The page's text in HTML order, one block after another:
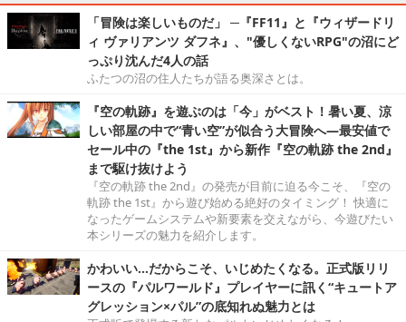
「冒険は楽しいものだ」 ─『FF11』と『ウィザードリ
ィ ヴァリアンツ ダフネ』、"優しくないRPG"の沼にど
っぷり沈んだ4人の話
ふたつの沼の住人たちが語る奥深さとは。
『空の軌跡』を遊ぶのは「今」がベスト！暑い夏、涼
しい部屋の中で“青い空”が似合う大冒険へ―最安値で
セール中の『the 1st』から新作『空の軌跡 the 2nd』
まで駆け抜けよう
『空の軌跡 the 2nd』の発売が目前に迫る今こそ、『空の
軌跡 the 1st』から遊び始める絶好のタイミング！ 快適に
なったゲームシステムや新要素を交えながら、今遊びたい
本シリーズの魅力を紹介します。
かわいい…だからこそ、いじめたくなる。正式版リリ
ースの『パルワールド』プレイヤーに訊く“キュートア
グレッション×パル”の底知れぬ魅力とは